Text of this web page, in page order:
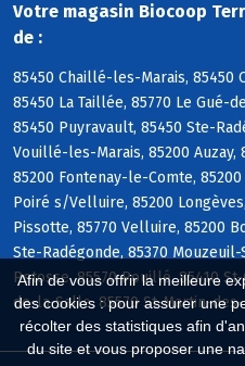
Afin de vous offrir la meilleure
des cookies : pour assurer une
récolter des statistiques afin
du site et vous proposer une
Votre magasin Biocoop
de :
85450 Chaillé-les-Marais, 85450
85450 La Taillée, 85770 Le Gué-
85450 Puyravault, 85450 Ste-
Vouillé-les-Marais, 85200 Auzay,
85200 Fontenay-le-Comte, 85200
Poiré s/Velluire, 85200
Pissotte, 85770 Velluire, 85200
Ste-Radégonde, 85370
Petosse, 85570 Pouillé, 85410
de-la-Salle, 85570 St-Martin-